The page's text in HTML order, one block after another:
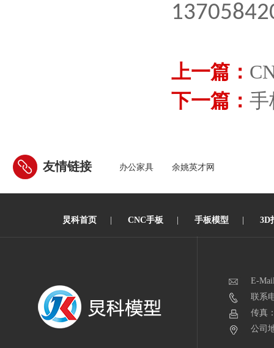
上一篇：
下一篇： 手
友情链接 办公家具 余姚英才网
炅科首页 CNC手板 手板模型 3D
E-
联系
传真
公司